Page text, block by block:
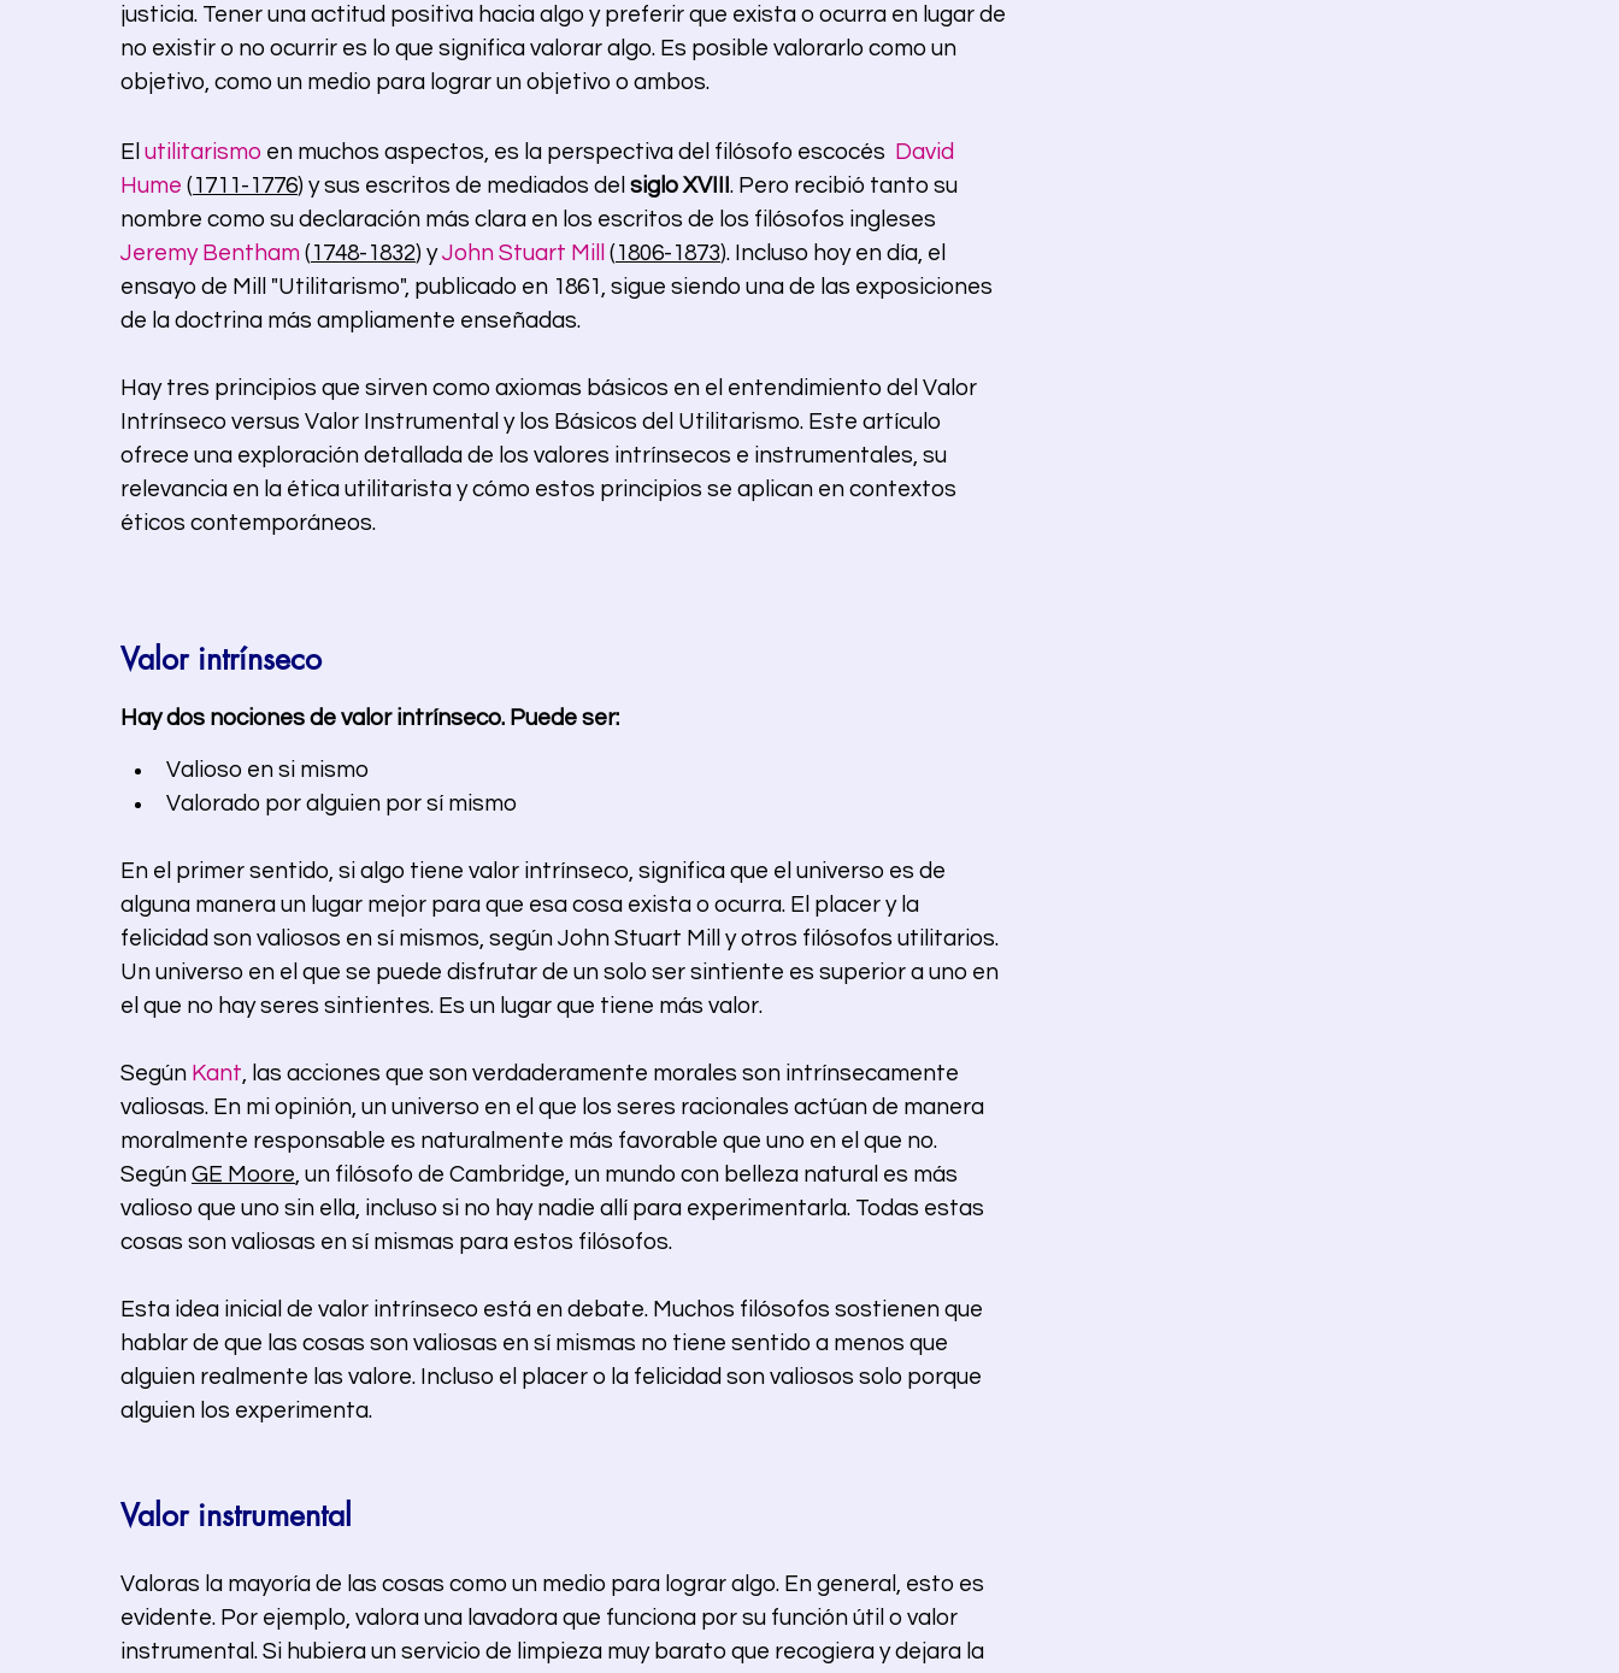
justicia. Tener una actitud positiva hacia algo y preferir que exista o ocurra en lugar de
no existir o no ocurrir es lo que significa valorar algo. Es posible valorarlo como un
objetivo, como un medio para lograr un objetivo o ambos.
El utilitarismo en muchos aspectos, es la perspectiva del filósofo escocés David
Hume (1711-1776) y sus escritos de mediados del siglo XVIII. Pero recibió tanto su
nombre como su declaración más clara en los escritos de los filósofos ingleses
Jeremy Bentham (1748-1832) y John Stuart Mill (1806-1873). Incluso hoy en día, el
ensayo de Mill "Utilitarismo", publicado en 1861, sigue siendo una de las exposiciones
de la doctrina más ampliamente enseñadas.
Hay tres principios que sirven como axiomas básicos en el entendimiento del Valor
Intrínseco versus Valor Instrumental y los Básicos del Utilitarismo. Este artículo
ofrece una exploración detallada de los valores intrínsecos e instrumentales, su
relevancia en la ética utilitarista y cómo estos principios se aplican en contextos
éticos contemporáneos.
Valor intrínseco
Hay dos nociones de valor intrínseco. Puede ser:
Valioso en si mismo
Valorado por alguien por sí mismo
En el primer sentido, si algo tiene valor intrínseco, significa que el universo es de
alguna manera un lugar mejor para que esa cosa exista o ocurra. El placer y la
felicidad son valiosos en sí mismos, según John Stuart Mill y otros filósofos utilitarios.
Un universo en el que se puede disfrutar de un solo ser sintiente es superior a uno en
el que no hay seres sintientes. Es un lugar que tiene más valor.
Según Kant , las acciones que son verdaderamente morales son intrínsecamente
valiosas. En mi opinión, un universo en el que los seres racionales actúan de manera
moralmente responsable es naturalmente más favorable que uno en el que no.
Según GE Moore , un filósofo de Cambridge, un mundo con belleza natural es más
valioso que uno sin ella, incluso si no hay nadie allí para experimentarla. Todas estas
cosas son valiosas en sí mismas para estos filósofos.
Esta idea inicial de valor intrínseco está en debate. Muchos filósofos sostienen que
hablar de que las cosas son valiosas en sí mismas no tiene sentido a menos que
alguien realmente las valore. Incluso el placer o la felicidad son valiosos solo porque
alguien los experimenta.
Valor instrumental
Valoras la mayoría de las cosas como un medio para lograr algo. En general, esto es
evidente. Por ejemplo, valora una lavadora que funciona por su función útil o valor
instrumental. Si hubiera un servicio de limpieza muy barato que recogiera y dejara la